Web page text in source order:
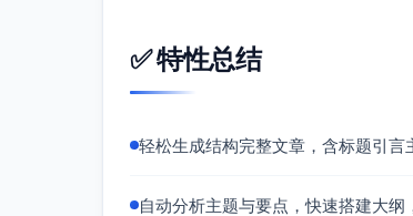
热爱不总是鼓声大作，它更常是
轻对齐——早晨点亮、午后喘息、
早晨：10—15分钟（呼吸
✅ 特性总结
轻松生成结构完整文章，含标题引言
自动分析主题与要点，快速搭建大纲